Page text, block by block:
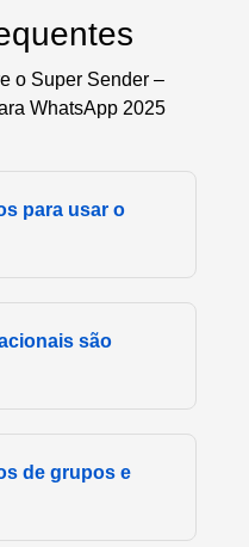
o Super Sender –
WhatsApp 2025
para usar o
são
de grupos e